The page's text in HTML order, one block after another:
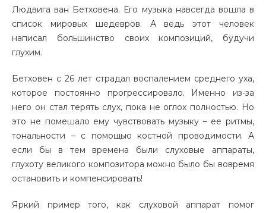
Людвига ван Бетховена. Его музыка навсегда вошла в
список мировых шедевров. А ведь этот человек
написал большинство своих композиций, будучи
глухим.
Бетховен с 26 лет страдал воспалением среднего уха,
которое постоянно прогрессировало. Именно из-за
него он стал терять слух, пока не оглох полностью. Но
это не помешало ему чувствовать музыку – ее ритмы,
тональности – с помощью костной проводимости. А
если бы в тем времена были слуховые аппараты,
глухоту великого композитора можно было бы вовремя
остановить и компенсировать!
Яркий пример того, как слуховой аппарат помог